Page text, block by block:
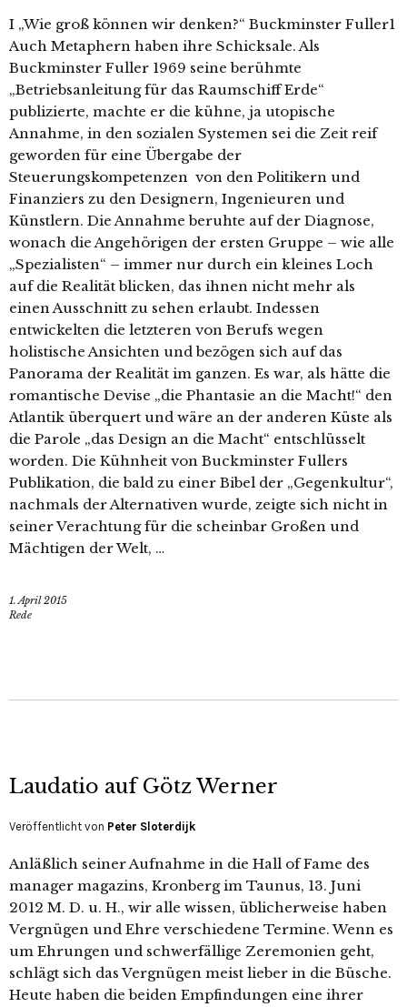
I „Wie groß können wir denken?“ Buckminster Fuller1
Auch Metaphern haben ihre Schicksale. Als
Buckminster Fuller 1969 seine berühmte
„Betriebsanleitung für das Raumschiff Erde“
publizierte, machte er die kühne, ja utopische
Annahme, in den sozialen Systemen sei die Zeit reif
geworden für eine Übergabe der
Steuerungskompetenzen von den Politikern und
Finanziers zu den Designern, Ingenieuren und
Künstlern. Die Annahme beruhte auf der Diagnose,
wonach die Angehörigen der ersten Gruppe – wie alle
„Spezialisten“ – immer nur durch ein kleines Loch
auf die Realität blicken, das ihnen nicht mehr als
einen Ausschnitt zu sehen erlaubt. Indessen
entwickelten die letzteren von Berufs wegen
holistische Ansichten und bezögen sich auf das
Panorama der Realität im ganzen. Es war, als hätte die
romantische Devise „die Phantasie an die Macht!“ den
Atlantik überquert und wäre an der anderen Küste als
die Parole „das Design an die Macht“ entschlüsselt
worden. Die Kühnheit von Buckminster Fullers
Publikation, die bald zu einer Bibel der „Gegenkultur“,
nachmals der Alternativen wurde, zeigte sich nicht in
seiner Verachtung für die scheinbar Großen und
Mächtigen der Welt, …
1. April 2015
Rede
Laudatio auf Götz Werner
Veröffentlicht von Peter Sloterdijk
Anläßlich seiner Aufnahme in die Hall of Fame des
manager magazins, Kronberg im Taunus, 13. Juni
2012 M. D. u. H., wir alle wissen, üblicherweise haben
Vergnügen und Ehre verschiedene Termine. Wenn es
um Ehrungen und schwerfällige Zeremonien geht,
schlägt sich das Vergnügen meist lieber in die Büsche.
Heute haben die beiden Empfindungen eine ihrer